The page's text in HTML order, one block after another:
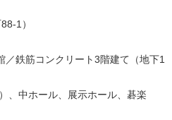
1）
筋コンクリート3階建て（地下1
中ホール、展示ホール、碁楽